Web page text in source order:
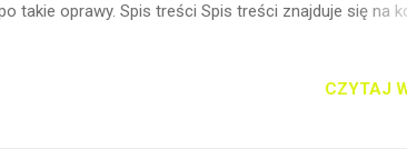
takie oprawy. Spis treści Spis treści znajduje się na
Rozdziały Rozdziałów jest 6. Każdy z nich
CZYTAJ